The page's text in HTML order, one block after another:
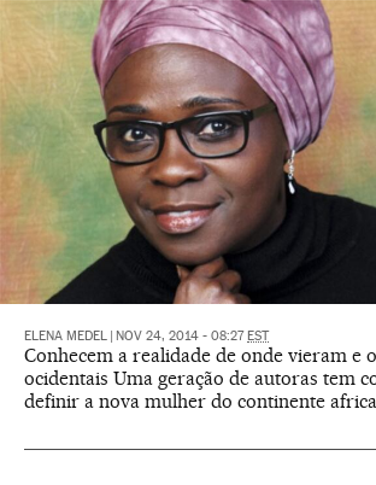
ELENA MEDEL NOV 24, 2014 - 08:27 EST
Conhecem a realidade de onde vieram e
ocidentais Uma geração de autoras tem
definir a nova mulher do continente